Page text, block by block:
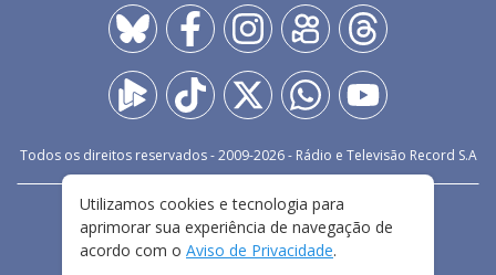
Todos os direitos reservados - 2009-2026- Rádio e Televisão Record S.A
FALE CONOSCO
PRIVACIDADE
TERMOS E CONDIÇÕES DE USO
Utilizamos cookies e tecnologia para
aprimorar sua experiência de navegação de
acordo com o Aviso de Privacidade.